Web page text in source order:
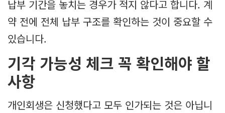
납부 기간을 놓치는 경우가 적지 않다고 합니다. 계
약 전에 전체 납부 구조를 확인하는 것이 중요할 수
있습니다.
기각 가능성 체크 꼭 확인해야 할
사항
개인회생은 신청했다고 모두 인가되는 것은 아닙니